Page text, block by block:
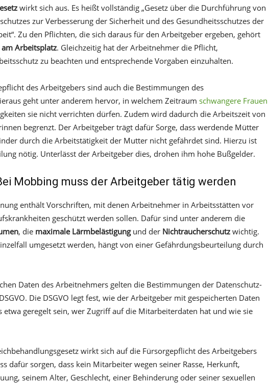
wirkt sich aus. Es heißt vollständig „Gesetz über die Durchführung von
zur Verbesserung der Sicherheit und des Gesundheitsschutzes der
Zu den Pflichten, die sich daraus für den Arbeitgeber ergeben, gehört
Arbeitsplatz. Gleichzeitig hat der Arbeitnehmer die Pflicht,
zu beachten und entsprechende Vorgaben einzuhalten.
des Arbeitgebers sind auch die Bestimmungen des
geht unter anderem hervor, in welchem Zeitraum schwangere Frauen
sie nicht verrichten dürfen. Zudem wird dadurch die Arbeitszeit von
begrenzt. Der Arbeitgeber trägt dafür Sorge, dass werdende Mütter
durch die Arbeitstätigkeit der Mutter nicht gefährdet sind. Hierzu ist
nötig. Unterlässt der Arbeitgeber dies, drohen ihm hohe Bußgelder.
Mobbing muss der Arbeitgeber tätig werden
enthält Vorschriften, mit denen Arbeitnehmer in Arbeitsstätten vor
geschützt werden sollen. Dafür sind unter anderem die
, die maximale Lärmbelästigungund der Nichtraucherschutz wichtig.
umgesetzt werden, hängt von einer Gefährdungsbeurteilung durch
Daten des Arbeitnehmers gelten die Bestimmungen der Datenschutz-
Die DSGVO legt fest, wie der Arbeitgeber mit gespeicherten Daten
etwa geregelt sein, wer Zugriff auf die Mitarbeiterdaten hat und wie sie
wirkt sich auf die Fürsorgepflicht des Arbeitgebers
dafür sorgen, dass kein Mitarbeiter wegen seiner Rasse, Herkunft,
seinem Alter, Geschlecht, einer Behinderung oder seiner sexuellen